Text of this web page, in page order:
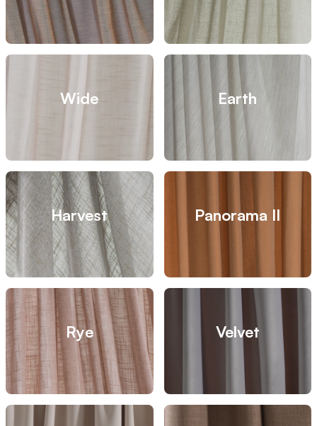
Wide Earth
Harvest Panorama II
Rye Velvet